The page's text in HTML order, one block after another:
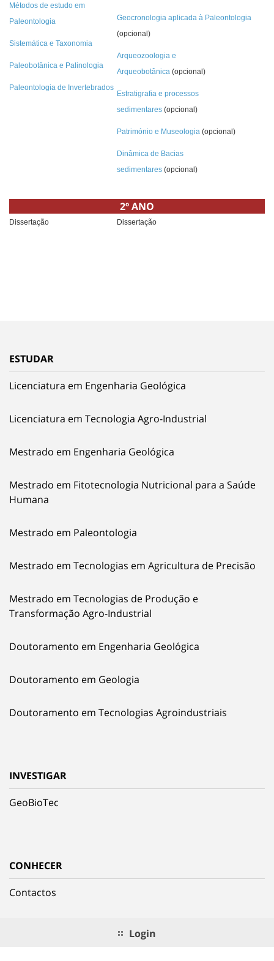
Métodos de estudo em
Paleontologia
Sistemática e Taxonomia
Paleobotânica e Palinologia
Paleontologia de Invertebrados
Geocronologia aplicada à Paleontologia
(opcional)
Arqueozoologia e
Arqueobotânica (opcional)
Estratigrafia e processos
sedimentares (opcional)
Património e Museologia (opcional)
Dinâmica de Bacias
sedimentares (opcional)
2º ANO
Dissertação Dissertação
ESTUDAR
Licenciatura em Engenharia Geológica
Licenciatura em Tecnologia Agro-Industrial
Mestrado em Engenharia Geológica
Mestrado em Fitotecnologia Nutricional para a Saúde
Humana
Mestrado em Paleontologia
Mestrado em Tecnologias em Agricultura de Precisão
Mestrado em Tecnologias de Produção e
Transformação Agro-Industrial
Doutoramento em Engenharia Geológica
Doutoramento em Geologia
Doutoramento em Tecnologias Agroindustriais
INVESTIGAR
GeoBioTec
CONHECER
Contactos
Login